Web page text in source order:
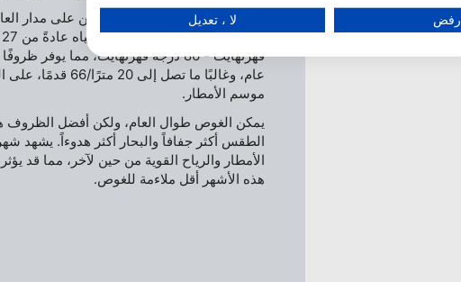
توفر جزيرة باندان فرصاً للغواصين على مدار
فهرنهايت - 86 درجة فهرنهايت، مما
عام، وغالبًا ما
موسم الأمطار.
يمكن الغوص طوال العام، ولكن أفضل الظروف
الطقس أكثر جفافاً والبحار أكثر هدوءاً. يشهد
الأمطار والرياح القوية من حين لآخر، مما قد
هذه الأشهر أقل ملاءمة للغوص.
إنشاء ملفات للإعلانات المخصصة
استخدام الملفات لاختيار الإعلانات المخصصة
إنشاء ملفات لتخصيص المحتوى
استخدام الملفات لاختيار محتوى مخصص
قياس أداء الإعلان
رفض لا ، تعديل